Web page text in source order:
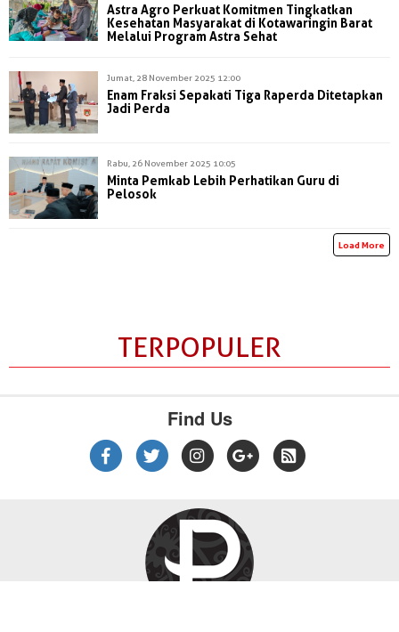
Astra Agro Perkuat Komitmen Tingkatkan
Kesehatan Masyarakat di Kotawaringin Barat
Melalui Program Astra Sehat
Jumat, 28 November 2025 12:00
Enam Fraksi Sepakati Tiga Raperda Ditetapkan
Jadi Perda
Rabu, 26 November 2025 10:05
Minta Pemkab Lebih Perhatikan Guru di
Pelosok
Load More
TERPOPULER
Find Us